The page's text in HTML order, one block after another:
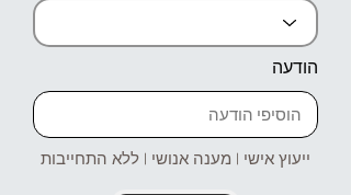
הודעה
ייעוץ אישי | מענה אנושי | ללא התחייבות